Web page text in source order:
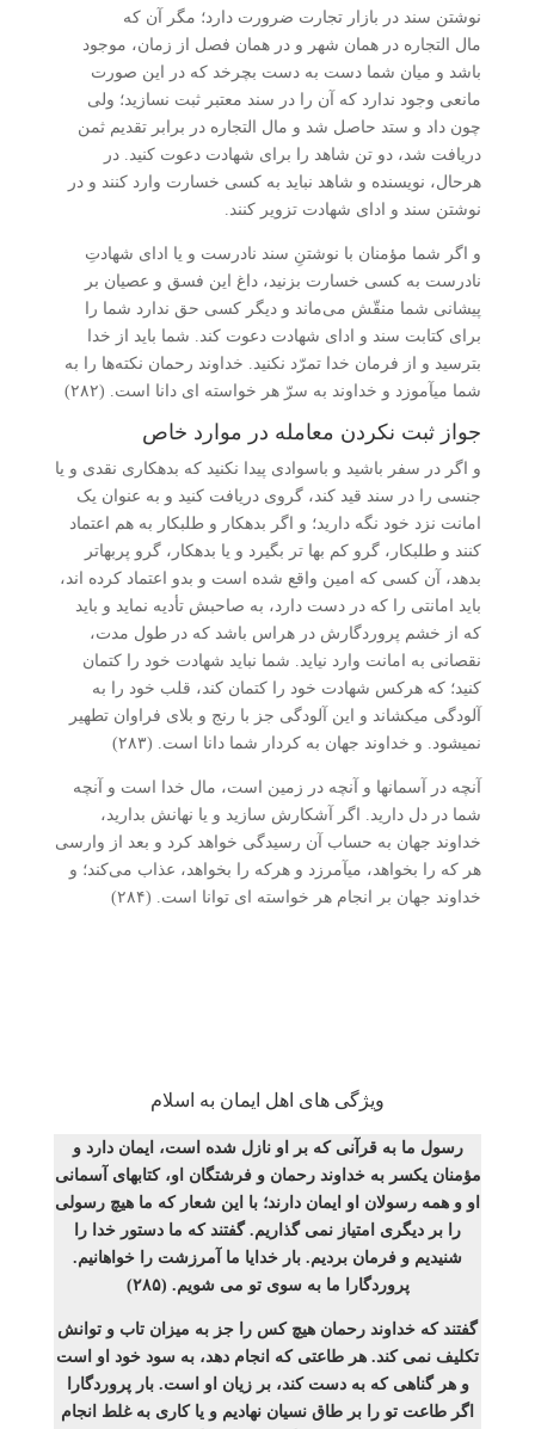
نوشتن سند در بازار تجارت ضرورت دارد؛ مگر آن که
مال التجاره در همان شهر و در همان فصل از زمان، موجود
باشد و میان شما دست به دست بچرخد که در این صورت
مانعی وجود ندارد که آن را در سند معتبر ثبت نسازید؛ ولی
چون داد و ستد حاصل شد و مال التجاره در برابر تقدیم ثمن
دریافت شد، دو تن شاهد را برای شهادت دعوت کنید. در
هرحال، نویسنده و شاهد نباید به کسی خسارت وارد کنند و در
نوشتن سند و ادای شهادت تزویر کنند.
و اگر شما مؤمنان با نوشتنِ سند نادرست و یا ادای شهادتِ
نادرست به کسی خسارت بزنید، داغ این فسق و عصیان بر
پیشانی شما منقّش می‌ماند و دیگر کسی حق ندارد شما را
برای کتابت سند و ادای شهادت دعوت کند. شما باید از خدا
بترسید و از فرمان خدا تمرّد نکنید. خداوند رحمان نکته‌ها را به
شما می­آموزد و خداوند به سرّ هر خواسته­ ای دانا است. (۲۸۲)
جواز ثبت نکردن معامله در موارد خاص
و اگر در سفر باشید و باسوادی پیدا نکنید که بدهکاری نقدی و یا
جنسی را در سند قید کند، گروی دریافت کنید و به عنوان یک
امانت نزد خود نگه دارید؛ و اگر بدهکار و طلبکار به هم اعتماد
کنند و طلبکار، گرو کم­ بها تر بگیرد و یا بدهکار، گرو پربهاتر
بدهد، آن کسی که امین واقع شده است و بدو اعتماد کرده ­اند،
باید امانتی را که در دست دارد، به صاحبش تأدیه نماید و باید
که از خشم پروردگارش در هراس باشد که در طول مدت،
نقصانی به امانت وارد نیاید. شما نباید شهادت خود را کتمان
کنید؛ که هرکس شهادت خود را کتمان کند، قلب خود را به
آلودگی می­کشاند و این آلودگی جز با رنج و بلای فراوان تطهیر
نمی­شود. و خداوند جهان به کردار شما دانا است. (۲۸۳)
آنچه در آسمان­ها و آنچه در زمین است، مال خدا است و آنچه
شما در دل دارید. اگر آشکارش سازید و یا نهانش بدارید،
خداوند جهان به حساب آن رسیدگی خواهد کرد و بعد از وارسی
هر که را بخواهد، می­آمرزد و هرکه را بخواهد، عذاب می‌کند؛ و
خداوند جهان بر انجام هر خواسته ای توانا است. (۲۸۴)
ویژگی‌ های اهل ایمان‌ به اسلام
رسول ما به قرآنی که بر او نازل شده است، ایمان دارد و
مؤمنان یکسر به خداوند رحمان و فرشتگان او، کتاب­های آسمانی
او و همه رسولان او ایمان دارند؛ با این شعار که ما هیچ رسولی
را بر دیگری امتیاز نمی­ گذاریم. گفتند که ما دستور خدا را
شنیدیم و فرمان بردیم. بار خدایا ما آمرزشت را خواهانیم.
پروردگارا ما به سوی تو می­ شویم. (۲۸۵)
گفتند که خداوند رحمان هیچ کس را جز به میزان تاب و توانش
تکلیف نمی­ کند. هر طاعتی که انجام دهد، به سود خود او است
و هر گناهی که به دست کند، بر زیان او است. بار پروردگارا
اگر طاعت تو را بر طاق نسیان نهادیم و یا کاری به غلط انجام